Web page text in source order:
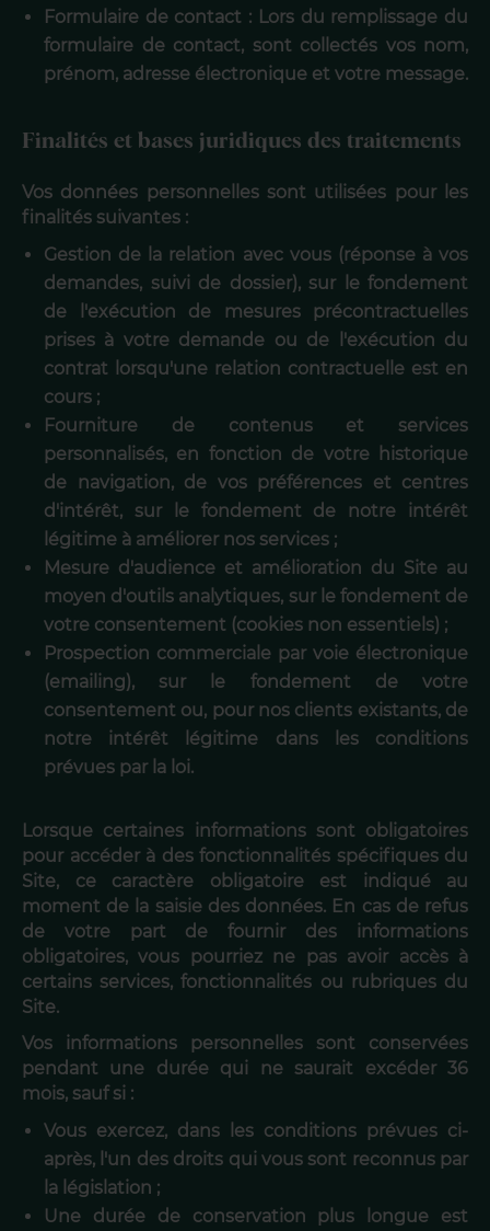
Formulaire de contact : Lors du remplissage du
formulaire de contact, sont collectés vos nom,
prénom, adresse électronique et votre message.
Finalités et bases juridiques des traitements
Vos données personnelles sont utilisées pour les
finalités suivantes :
Gestion de la relation avec vous (réponse à vos
demandes, suivi de dossier), sur le fondement
de l'exécution de mesures précontractuelles
prises à votre demande ou de l'exécution du
contrat lorsqu'une relation contractuelle est en
cours ;
Fourniture de contenus et services
personnalisés, en fonction de votre historique
de navigation, de vos préférences et centres
d'intérêt, sur le fondement de notre intérêt
légitime à améliorer nos services ;
Mesure d'audience et amélioration du Site au
moyen d'outils analytiques, sur le fondement de
votre consentement (cookies non essentiels) ;
Prospection commerciale par voie électronique
(emailing), sur le fondement de votre
consentement ou, pour nos clients existants, de
notre intérêt légitime dans les conditions
prévues par la loi.
Lorsque certaines informations sont obligatoires
pour accéder à des fonctionnalités spécifiques du
Site, ce caractère obligatoire est indiqué au
moment de la saisie des données. En cas de refus
de votre part de fournir des informations
obligatoires, vous pourriez ne pas avoir accès à
certains services, fonctionnalités ou rubriques du
Site.
Vos informations personnelles sont conservées
pendant une durée qui ne saurait excéder 36
mois, sauf si :
Vous exercez, dans les conditions prévues ci-
après, l'un des droits qui vous sont reconnus par
la législation ;
Une durée de conservation plus longue est